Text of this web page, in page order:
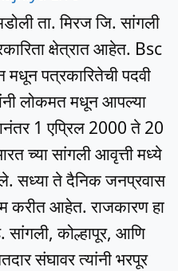
ता. मिरज जि. सांगली
क्षेत्रात आहेत. Bsc
पत्रकारितेची पदवी
लोकमत मधून आपल्या
1 एप्रिल 2000 ते 20
च्या सांगली आवृत्ती मध्ये
सध्या ते दैनिक जनप्रवास
करीत आहेत. राजकारण हा
सांगली, कोल्हापूर, आणि
संघावर त्यांनी भरपूर